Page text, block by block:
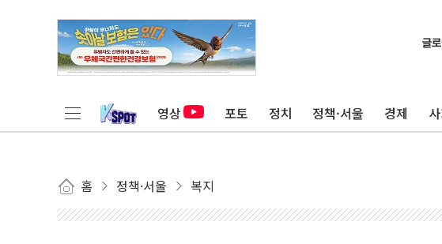
영상 포토 정치 정책·서울 경제
홈 정책·서울 복지